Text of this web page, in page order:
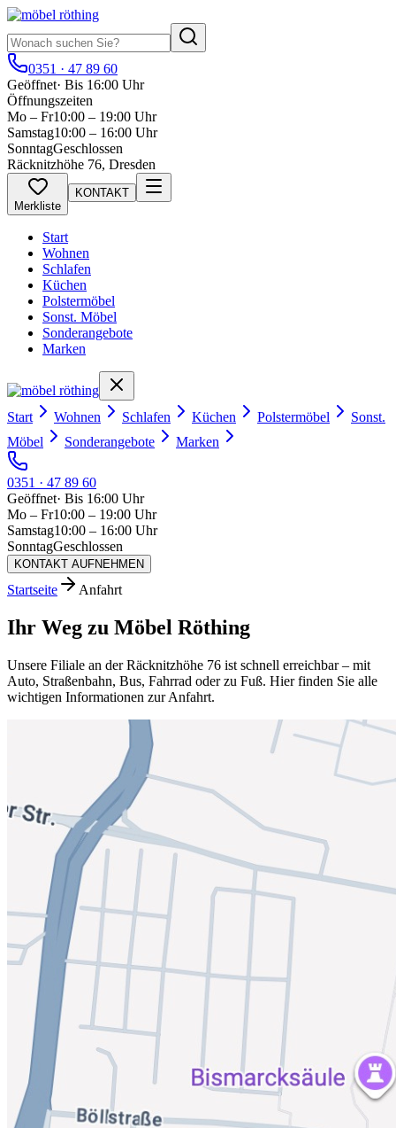
0351 · 47 89 60
Geöffnet· Bis 16:00 Uhr
Öffnungszeiten
Mo – Fr10:00 – 19:00 Uhr
Samstag10:00 – 16:00 Uhr
SonntagGeschlossen
Räcknitzhöhe 76, Dresden
Merkliste
KONTAKT
Start
Wohnen
Schlafen
Küchen
Polstermöbel
Sonst. Möbel
Sonderangebote
Marken
Start Wohnen Schlafen Küchen Polstermöbel
Sonst.
Möbel
Sonderangebote Marken
0351 · 47 89 60
Geöffnet· Bis 16:00 Uhr
Mo – Fr10:00 – 19:00 Uhr
Samstag10:00 – 16:00 Uhr
SonntagGeschlossen
KONTAKT AUFNEHMEN
Startseite Anfahrt
Ihr Weg zu Möbel Röthing
Unsere Filiale an der Räcknitzhöhe 76 ist schnell erreichbar – mit
Auto, Straßenbahn, Bus, Fahrrad oder zu Fuß. Hier finden Sie alle
wichtigen Informationen zur Anfahrt.